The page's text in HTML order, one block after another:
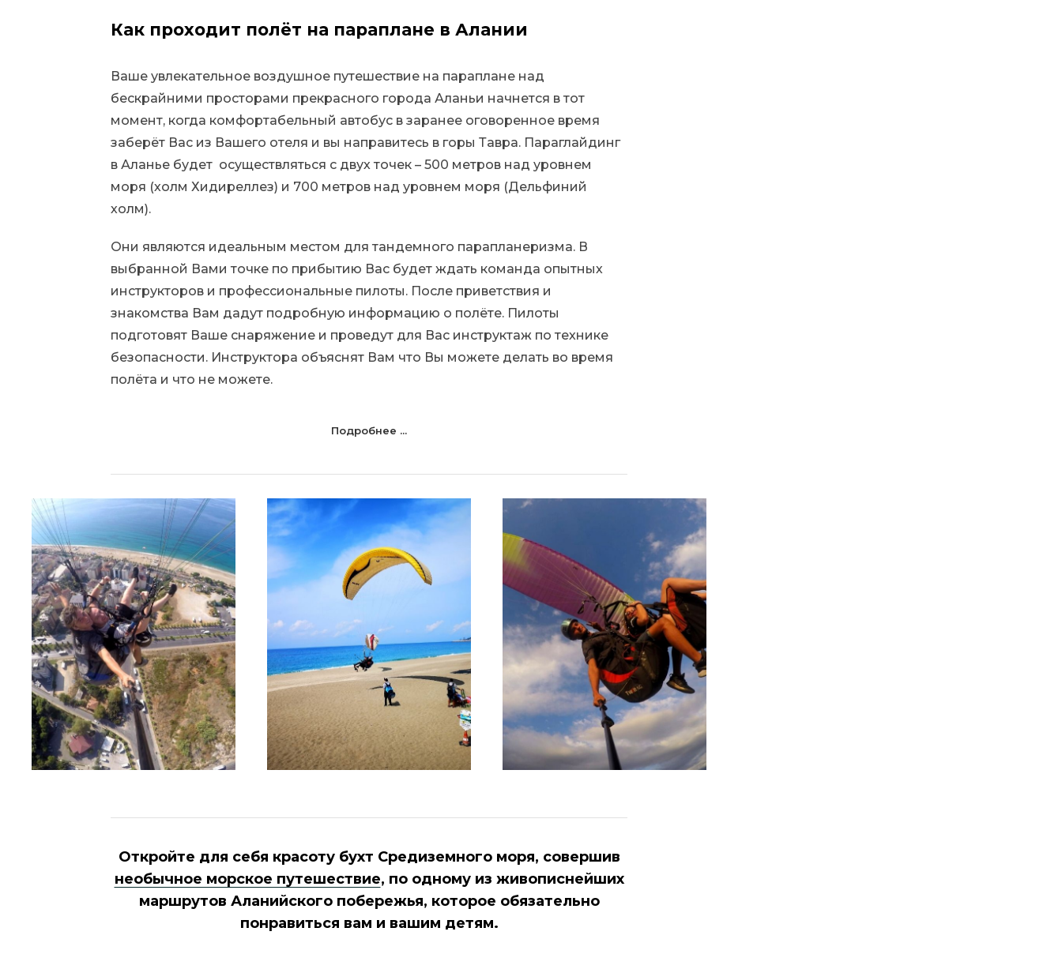
Как проходит полёт на параплане в Алании
Ваше увлекательное воздушное путешествие на параплане над
бескрайними просторами прекрасного города Аланьи начнется в тот
момент, когда комфортабельный автобус в заранее оговоренное время
заберёт Вас из Вашего отеля и вы направитесь в горы Тавра. Параглайдинг
в Аланье будет осуществляться с двух точек – 500 метров над уровнем
моря (холм Хидиреллез) и 700 метров над уровнем моря (Дельфиний
холм).
Они являются идеальным местом для тандемного парапланеризма. В
выбранной Вами точке по прибытию Вас будет ждать команда опытных
инструкторов и профессиональные пилоты. После приветствия и
знакомства Вам дадут подробную информацию о полёте. Пилоты
подготовят Ваше снаряжение и проведут для Вас инструктаж по технике
безопасности. Инструктора объяснят Вам что Вы можете делать во время
полёта и что не можете.
Подробнее ...
Откройте для себя красоту бухт Средиземного моря, совершив
необычное морское путешествие, по одному из живописнейших
маршрутов Аланийского побережья, которое обязательно
понравиться вам и вашим детям.